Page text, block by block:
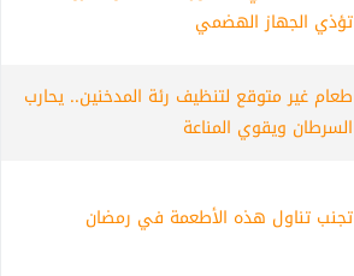
تؤذي الجهاز الهضمي
طعام غير متوقع لتنظيف رئة المدخنين.. يحارب
السرطان ويقوي المناعة
تجنب تناول هذه الأطعمة في رمضان